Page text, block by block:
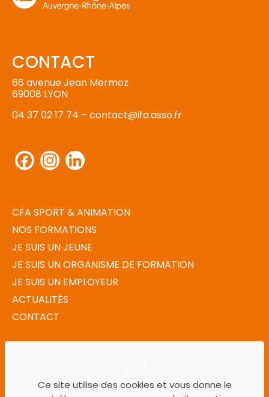
CONTACT
66 avenue Jean Mermoz
69008 LYON
04 37 02 17 74 – contact@ifa.asso.fr
CFA SPORT & ANIMATION
NOS FORMATIONS
JE SUIS UN JEUNE
JE SUIS UN ORGANISME DE FORMATION
JE SUIS UN EMPLOYEUR
ACTUALITÉS
CONTACT
PLAN DU SITE
Ce site utilise des cookies et vous donne le